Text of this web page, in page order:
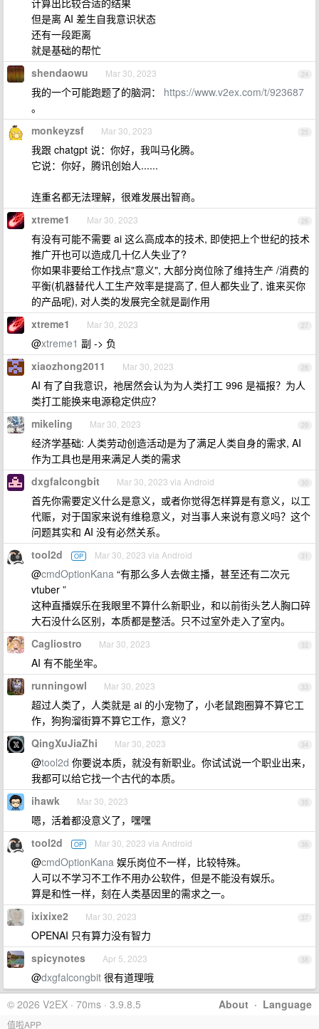
计算出比较合适的结果
但是离 AI 差生自我意识状态
还有一段距离
就是基础的帮忙
24
shendaowu Mar 30, 2023
我的一个可能跑题了的脑洞： https://www.v2ex.com/t/923687
。
25
monkeyzsf Mar 30, 2023
我跟 chatgpt 说：你好，我叫马化腾。
它说：你好，腾讯创始人......
连重名都无法理解，很难发展出智商。
26
xtreme1 Mar 30, 2023
有没有可能不需要 ai 这么高成本的技术, 即使把上个世纪的技术
推广开也可以造成几十亿人失业了?
你如果非要给工作找点"意义", 大部分岗位除了维持生产 /消费的
平衡(机器替代人工生产效率是提高了, 但人都失业了, 谁来买你
的产品呢), 对人类的发展完全就是副作用
27
xtreme1 Mar 30, 2023
@xtreme1 副 -> 负
28
xiaozhong2011 Mar 30, 2023
AI 有了自我意识，祂居然会认为为人类打工 996 是福报？为人
类打工能换来电源稳定供应？
29
mikeling Mar 30, 2023
经济学基础: 人类劳动创造活动是为了满足人类自身的需求, AI
作为工具也是用来满足人类的需求
30
dxgfalcongbit Mar 30, 2023 via Android
首先你需要定义什么是意义，或者你觉得怎样算是有意义，以工
代赈，对于国家来说有维稳意义，对当事人来说有意义吗？这个
问题其实和 AI 没有必然关系。
31
tool2d OP Mar 30, 2023 via Android
@cmdOptionKana “有那么多人去做主播，甚至还有二次元
vtuber ”
这种直播娱乐在我眼里不算什么新职业，和以前街头艺人胸口碎
大石没什么区别，本质都是整活。只不过室外走入了室内。
32
Cagliostro Mar 30, 2023
AI 有不能坐牢。
33
runningowl Mar 30, 2023
超过人类了，人类就是 ai 的小宠物了，小老鼠跑圈算不算它工
作，狗狗溜街算不算它工作，意义？
34
QingXuJiaZhi Mar 30, 2023
@tool2d 你要说本质，就没有新职业。你试试说一个职业出来，
我都可以给它找一个古代的本质。
35
ihawk Mar 30, 2023
嗯，活着都没意义了，嘿嘿
36
tool2d OP Mar 30, 2023 via Android
@cmdOptionKana 娱乐岗位不一样，比较特殊。
人可以不学习不工作不用办公软件，但是不能没有娱乐。
算是和性一样，刻在人类基因里的需求之一。
37
ixixixe2 Mar 30, 2023
OPENAI 只有算力没有智力
38
spicynotes Apr 5, 2023
@dxgfalcongbit 很有道理哦
About · Language
© 2026 V2EX · 70ms · 3.9.8.5
值啦APP